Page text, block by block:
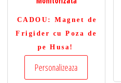
CADOU : Magnet de
Frigider cu Poza de
pe Husa!
Personalizeaza